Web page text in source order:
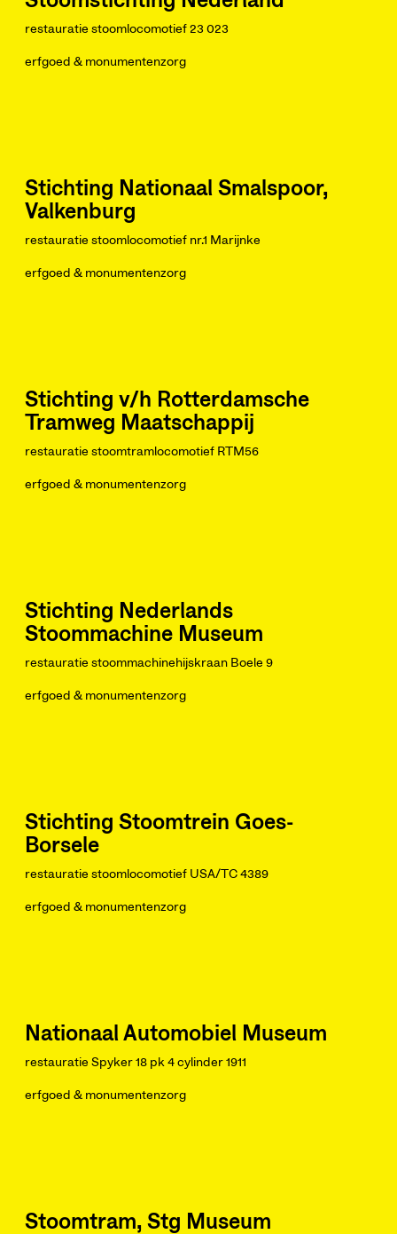
restauratie stoomlocomotief 23 023
erfgoed & monumentenzorg
Stichting Nationaal Smalspoor,
Valkenburg
restauratie stoomlocomotief nr.1 Marijnke
erfgoed & monumentenzorg
Stichting v/h Rotterdamsche
Tramweg Maatschappij
restauratie stoomtramlocomotief RTM56
erfgoed & monumentenzorg
Stichting Nederlands
Stoommachine Museum
restauratie stoommachinehijskraan Boele 9
erfgoed & monumentenzorg
Stichting Stoomtrein Goes-
Borsele
restauratie stoomlocomotief USA/TC 4389
erfgoed & monumentenzorg
Nationaal Automobiel Museum
restauratie Spyker 18 pk 4 cylinder 1911
erfgoed & monumentenzorg
Stoomtram, Stg Museum